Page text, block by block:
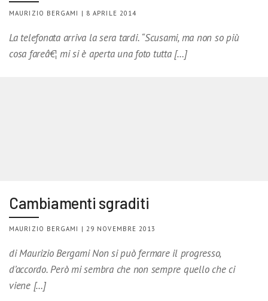
MAURIZIO BERGAMI | 8 APRILE 2014
La telefonata arriva la sera tardi. “Scusami, ma non so più
cosa fareâ€¦ mi si è aperta una foto tutta […]
Cambiamenti sgraditi
MAURIZIO BERGAMI | 29 NOVEMBRE 2013
di Maurizio Bergami Non si può fermare il progresso,
d’accordo. Però mi sembra che non sempre quello che ci
viene […]